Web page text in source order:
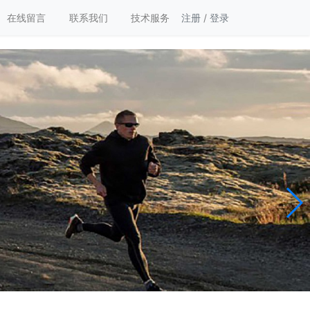
在线留言 联系我们 技术服务 注册 / 登录